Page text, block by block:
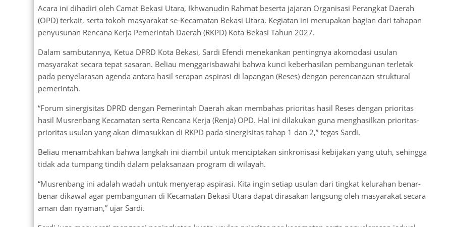
Acara ini dihadiri oleh Camat Bekasi Utara, Ikhwanudin Rahmat beserta jajaran Organisasi Perangkat Daerah
(OPD) terkait, serta tokoh masyarakat se-Kecamatan Bekasi Utara. Kegiatan ini merupakan bagian dari tahapan
penyusunan Rencana Kerja Pemerintah Daerah (RKPD) Kota Bekasi Tahun 2027.
Dalam sambutannya, Ketua DPRD Kota Bekasi, Sardi Efendi menekankan pentingnya akomodasi usulan
masyarakat secara tepat sasaran. Beliau menggarisbawahi bahwa kunci keberhasilan pembangunan terletak
pada penyelarasan agenda antara hasil serapan aspirasi di lapangan (Reses) dengan perencanaan struktural
pemerintah.
“Forum sinergisitas DPRD dengan Pemerintah Daerah akan membahas prioritas hasil Reses dengan prioritas
hasil Musrenbang Kecamatan serta Rencana Kerja (Renja) OPD. Hal ini dilakukan guna menghasilkan prioritas-
prioritas usulan yang akan dimasukkan di RKPD pada sinergisitas tahap 1 dan 2,” tegas Sardi.
Beliau menambahkan bahwa langkah ini diambil untuk menciptakan sinkronisasi kebijakan yang utuh, sehingga
tidak ada tumpang tindih dalam pelaksanaan program di wilayah.
“Musrenbang ini adalah wadah untuk menyerap aspirasi. Kita ingin setiap usulan dari tingkat kelurahan benar-
benar dikawal agar pembangunan di Kecamatan Bekasi Utara dapat dirasakan langsung oleh masyarakat secara
aman dan nyaman,” ujar Sardi.